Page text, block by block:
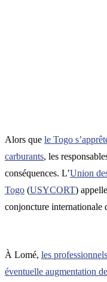
Alors que le Togo
carburants, les
conséquences. L’Union
Togo (USYCORT)
conjoncture internationale
À Lomé, les
éventuelle augmentation